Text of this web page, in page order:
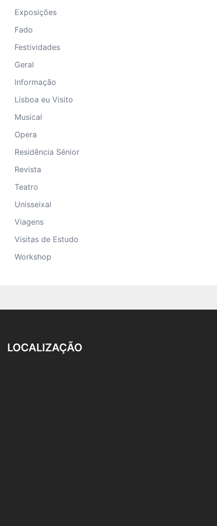
Exposições
Fado
Festividades
Geral
Informação
Lisboa eu Visito
Musical
Opera
Residência Sénior
Revista
Teatro
Unisseixal
Viagens
Visitas de Estudo
Workshop
LOCALIZAÇÃO